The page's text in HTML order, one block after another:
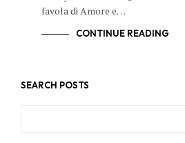
favola di Amore e…
CONTINUE READING
SEARCH POSTS